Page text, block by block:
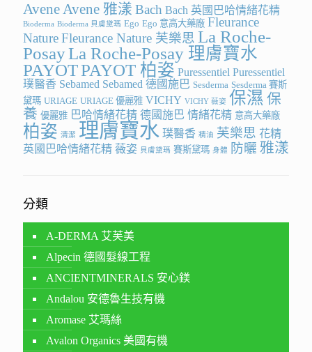
Avene Avene 雅漾 Bach Bach 英國巴哈情緒花精
Bioderma Bioderma 貝膚黛瑪 Ego Ego 意高大藥廠 Fleurance
NatureFleurance Nature 芙樂思 La Roche-
PosayLa Roche-Posay 理膚寶水
PAYOTPAYOT 柏姿 Puressentiel Puressentiel
璞醫香 Sebamed Sebamed 德國施巴 Sesderma Sesderma 賽斯
黛瑪 URIAGE URIAGE 優麗雅 VICHY VICHY 薇姿 保濕 保
養 優麗雅 巴哈情緒花精 德國施巴 情緒花精 意高大藥廠
柏姿 清潔 理膚寶水 璞醫香 精油 芙樂思 花精
英國巴哈情緒花精 薇姿 貝膚黛瑪 賽斯黛瑪 身體 防曬 雅漾
分類
A-DERMA 艾芙美
Alpecin 德國髮線工程
ANCIENTMINERALS 安心鎂
Andalou 安德魯生技有機
Aromase 艾瑪絲
Avalon Organics 美國有機